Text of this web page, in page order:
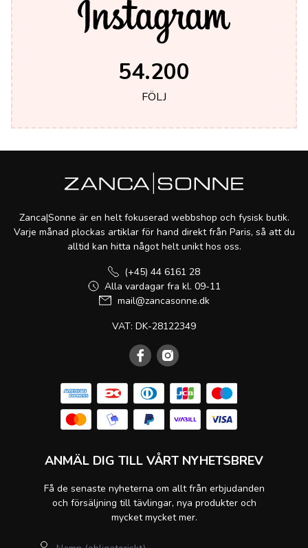
54.200
FÖLJ
Zanca|Sonne är en helt fokuserad webbshop och fysisk butik.
Varje månad plockas artiklar för hand direkt från Paris, så att du
alltid kan hitta något helt unikt hos oss.
(+45) 44 6161 28
Alla vardagar fra kl. 09-11
mail@zancasonne.dk
VAT: DK-28122349
ANMÄL DIG TILL VÅRT NYHETSBREV
Få de senaste nyheterna om allt från erbjudanden
och försäljning till tävlingar, nya produkter och
mycket mycket mer.